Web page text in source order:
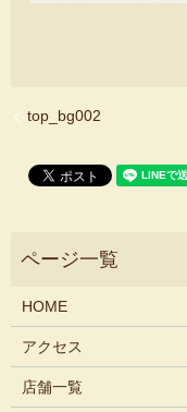
top_bg002
HOME
アクセス
店舗一覧